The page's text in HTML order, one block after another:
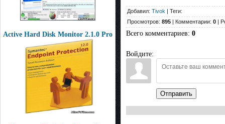
Active Hard Disk Monitor 2.1.0 Pro
Добавил: Tivok | Теги:
Просмотров: 895 | Комментарии: 0 |
Всего комментариев: 0
Войдите:
Отправить